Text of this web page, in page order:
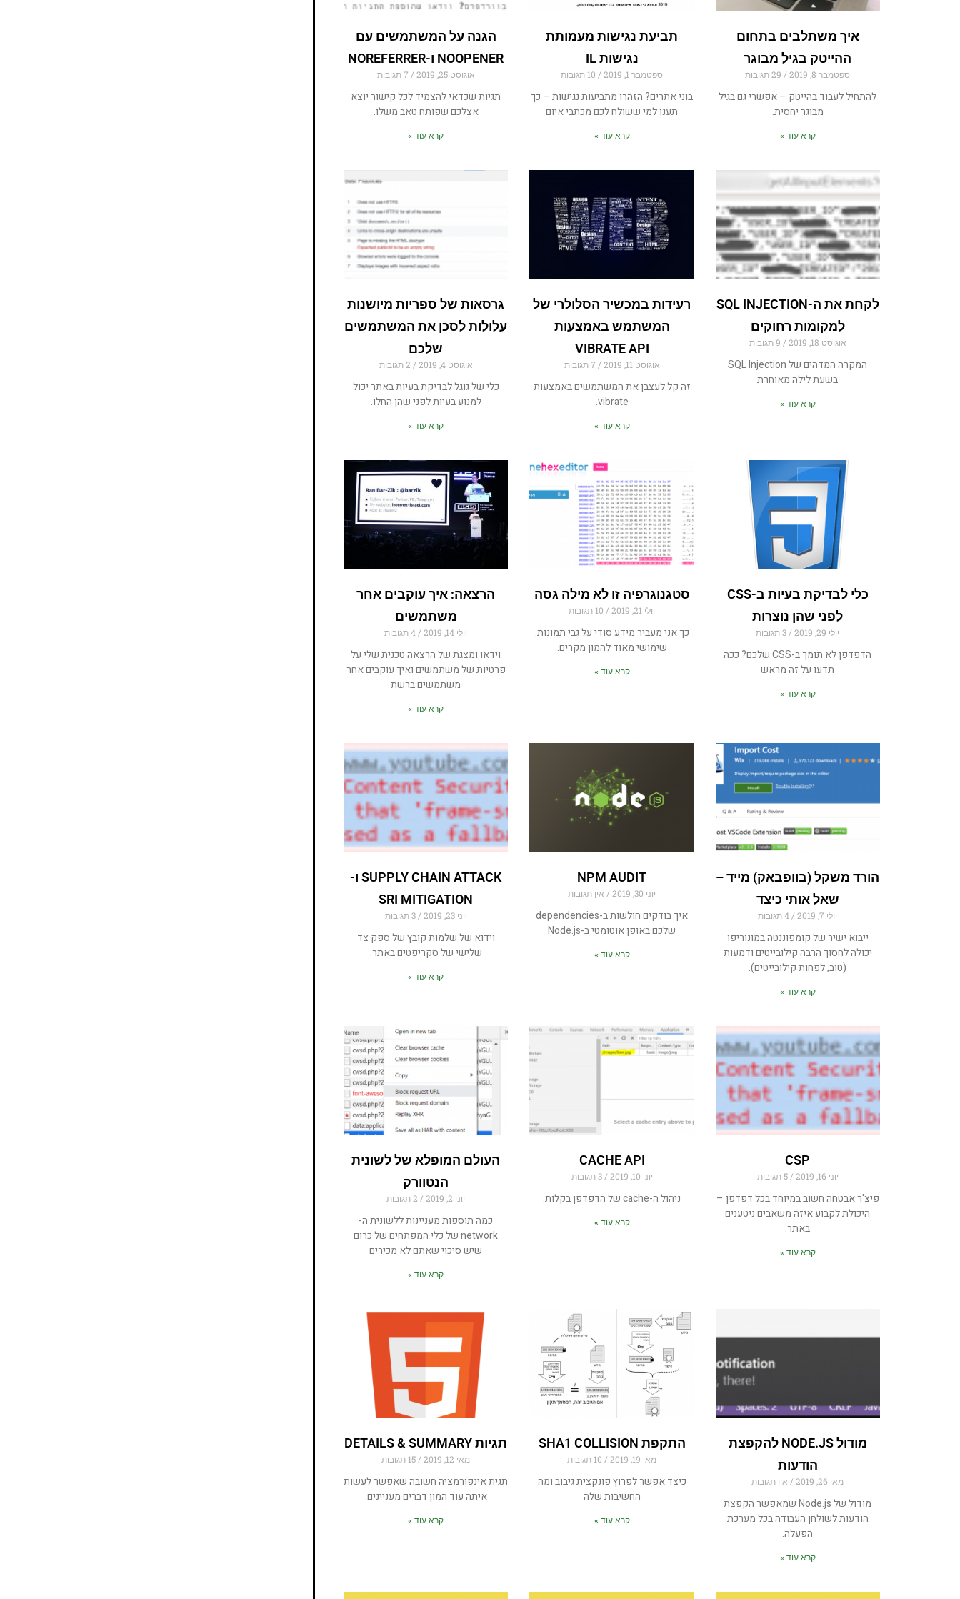
איך משתלבים בתחום
ההייטק בגיל מבוגר
ספטמבר 8, 2019
להתחיל לעבוד בהייטק – אפשרי גם בגיל
מבוגר יחסית.
קרא עוד »
תביעת נגישות מעמותת
נגישות IL
ספטמבר 1, 2019
בוני אתרים? הזהרו מתביעות נגישות – כך
תענו למי ששולח לכם מכתבי איום
קרא עוד »
הגנה על המשתמשים עם
NOOPENER ו-NOREFERRER
אוגוסט 25, 2019
תגיות שכדאי להצמיד לכל קישור יוצא
אצלכם שפותח טאב משלו.
קרא עוד »
לקחת את ה-SQL INJECTION
למקומות רחוקים
אוגוסט 18, 2019
המקרה המדהים של SQL Injection
בשעת לילה מאוחרת
קרא עוד »
רעידות במכשיר הסלולרי של
המשתמש באמצעות
VIBRATE API
אוגוסט 11, 2019
זה קל לעצבן את המשתמשים באמצעות
vibrate.
קרא עוד »
גרסאות של ספריות מיושנות
עלולות לסכן את המשתמשים
שלכם
אוגוסט 4, 2019
כלי של גוגל לבדיקת בעיות באתר יכול
למנוע בעיות לפני שהן החלו.
קרא עוד »
כלי לבדיקת בעיות ב-CSS
לפני שהן נוצרות
יולי 29, 2019
הדפדפן לא תומך ב-CSS שלכם? ככה
תדעו על זה מראש
קרא עוד »
סטגנוגרפיה זו לא מילה גסה
יולי 21, 2019
כך אני מעביר מידע סודי על גבי תמונות.
שימושי מאוד להמון מקרים.
קרא עוד »
הרצאה: איך עוקבים אחר
משתמשים
יולי 14, 2019
וידאו ומצגת של הרצאה טכנית שלי על
פרטיות של משתמשים ואיך עוקבים אחר
משתמשים ברשת
קרא עוד »
הורד משקל (בוופבאק) מייד –
שאל אותי כיצד
יולי 7, 2019
ייבוא ישיר של קומפוננטה במונוריפו
יכולה לחסוך הרבה קילובייטים ודמעות
(טוב, לפחות קילובייטים).
קרא עוד »
NPM AUDIT
יוני 30, 2019 אין תגובות
איך בודקים חולשות ב-dependencies
שלכם באופן אוטומטי ב-Node.js
קרא עוד »
SUPPLY CHAIN ATTACK ו-
SRI MITIGATION
יוני 23, 2019 3 תגובות
וידוא של שלמות קובץ של ספק צד
שלישי של סקריפטים באתר.
קרא עוד »
CSP
יוני 16, 2019 5 תגובות
פיצ'ר אבטחה חשוב במיוחד בכל דפדפן –
היכולת לקבוע איזה משאבים ניטענים
באתר.
קרא עוד »
CACHE API
יוני 10, 2019 3 תגובות
ניהול ה-cache של הדפדפן בקלות.
קרא עוד »
העולם המופלא של לשונית
הנטוורק
יוני 2, 2019
כמה תוספות מעניינות ללשונית ה-
network של כלי המפתחים של כרום
שיש סיכוי שאתם לא מכירים
קרא עוד »
מודול NODE.JS להקפצת
הודעות
מאי 26, 2019 אין תגובות
מודול של Node.js שמאפשר הקפצת
הודעות לשולחן העבודה בכל מערכת
הפעלה.
קרא עוד »
התקפת SHA1 COLLISION
מאי 19, 2019
כיצד אפשר לפרוץ פונקצית גיבוב ומה
החשיבות שלה
קרא עוד »
תגיות DETAILS & SUMMARY
מאי 12, 2019
תגית אינפורמציה חשובה שאפשר לעשות
איתה עוד המון דברים מעניינים.
קרא עוד »